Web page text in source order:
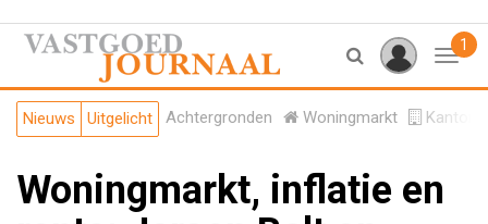
1
Nieuws Uitgelicht Achtergronden Woningmarkt
Woningmarkt, inflatie en